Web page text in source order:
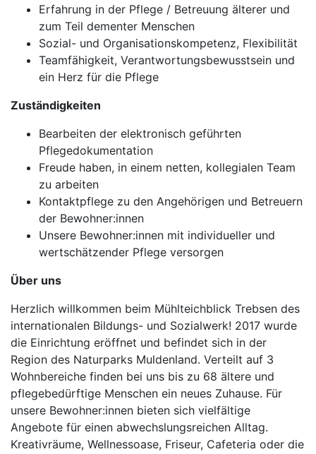
Erfahrung in der Pflege / Betreuung älterer und
zum Teil dementer Menschen
Sozial- und Organisationskompetenz, Flexibilität
Teamfähigkeit, Verantwortungsbewusstsein und
ein Herz für die Pflege
Zuständigkeiten
Bearbeiten der elektronisch geführten
Pflegedokumentation
Freude haben, in einem netten, kollegialen Team
zu arbeiten
Kontaktpflege zu den Angehörigen und Betreuern
der Bewohner:innen
Unsere Bewohner:innen mit individueller und
wertschätzender Pflege versorgen
Über uns
Herzlich willkommen beim Mühlteichblick Trebsen des
internationalen Bildungs- und Sozialwerk! 2017 wurde
die Einrichtung eröffnet und befindet sich in der
Region des Naturparks Muldenland. Verteilt auf 3
Wohnbereiche finden bei uns bis zu 68 ältere und
pflegebedürftige Menschen ein neues Zuhause. Für
unsere Bewohner:innen bieten sich vielfältige
Angebote für einen abwechslungsreichen Alltag.
Kreativräume, Wellnessoase, Friseur, Cafeteria oder die